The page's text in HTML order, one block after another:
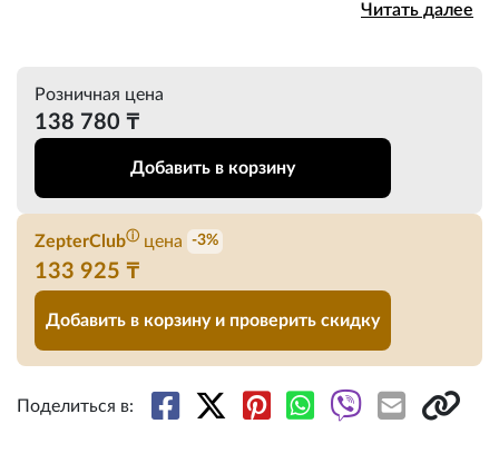
Читать далее
Розничная цена
138 780 ₸
Добавить в корзину
ZepterClubⓘ цена -3%
133 925 ₸
Добавить в корзину и проверить скидку
Поделиться в: